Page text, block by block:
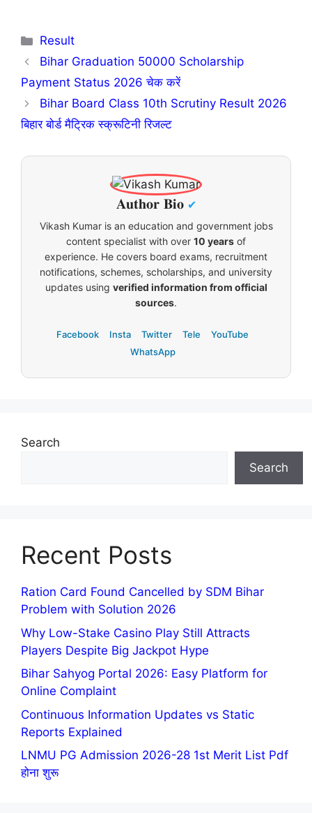
Categories
Result
Bihar Graduation 50000 Scholarship
Payment Status 2026 चेक करें
Bihar Board Class 10th Scrutiny Result 2026
बिहार बोर्ड मैट्रिक स्क्रूटिनी रिजल्ट
𝐀𝐮𝐭𝐡𝐨𝐫 𝐁𝐢𝐨 ✔
Vikash Kumar is an education and government jobs
content specialist with over 10 years of
experience. He covers board exams, recruitment
notifications, schemes, scholarships, and university
updates using verified information from official
sources.
Facebook Insta Twitter Tele
YouTube
WhatsApp
Search
Search
Recent Posts
Ration Card Found Cancelled by SDM Bihar
Problem with Solution 2026
Why Low-Stake Casino Play Still Attracts
Players Despite Big Jackpot Hype
Bihar Sahyog Portal 2026: Easy Platform for
Online Complaint
Continuous Information Updates vs Static
Reports Explained
LNMU PG Admission 2026-28 1st Merit List Pdf
होना शुरू